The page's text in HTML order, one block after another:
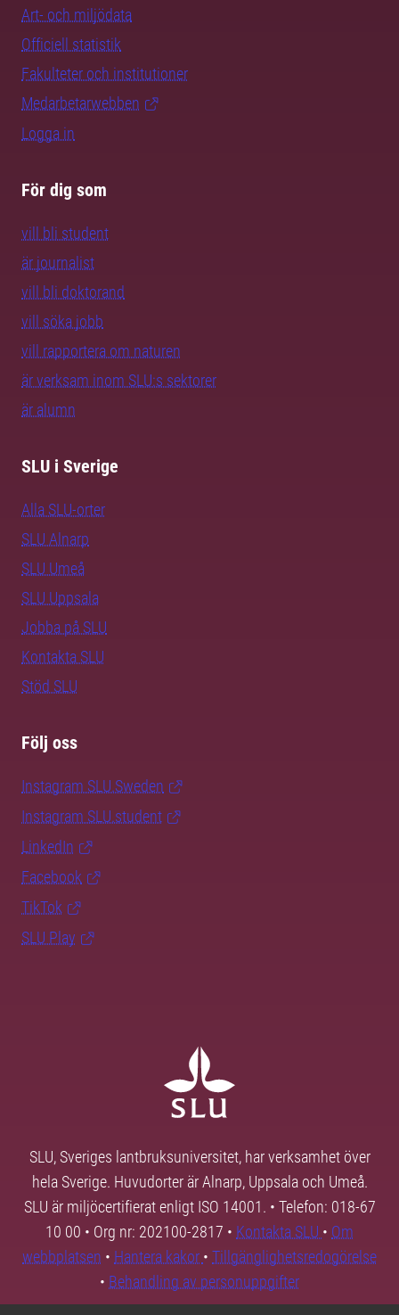
Art- och miljödata
Officiell statistik
Fakulteter och institutioner
Medarbetarwebben
Logga in
För dig som
vill bli student
är journalist
vill bli doktorand
vill söka jobb
vill rapportera om naturen
är verksam inom SLU:s sektorer
är alumn
SLU i Sverige
Alla SLU-orter
SLU Alnarp
SLU Umeå
SLU Uppsala
Jobba på SLU
Kontakta SLU
Stöd SLU
Följ oss
Instagram SLU.Sweden
Instagram SLU.student
LinkedIn
Facebook
TikTok
SLU Play
SLU, Sveriges lantbruksuniversitet, har verksamhet över
hela Sverige. Huvudorter är Alnarp, Uppsala och Umeå.
SLU är miljöcertifierat enligt ISO 14001. • Telefon: 018-67
10 00 • Org nr: 202100-2817 • Kontakta SLU • Om
webbplatsen • Hantera kakor • Tillgänglighetsredogörelse
• Behandling av personuppgifter